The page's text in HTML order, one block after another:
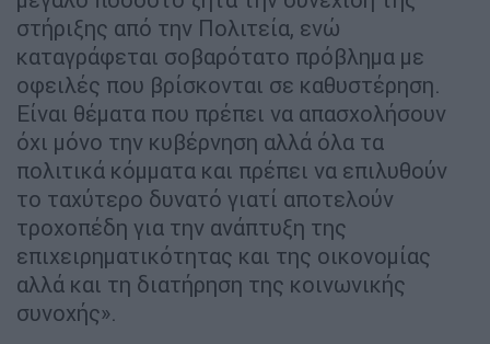
στήριξης από την Πολιτεία, ενώ
καταγράφεται σοβαρότατο πρόβλημα με
οφειλές που βρίσκονται σε καθυστέρηση.
Είναι θέματα που πρέπει να απασχολήσουν
όχι μόνο την κυβέρνηση αλλά όλα τα
πολιτικά κόμματα και πρέπει να επιλυθούν
το ταχύτερο δυνατό γιατί αποτελούν
τροχοπέδη για την ανάπτυξη της
επιχειρηματικότητας και της οικονομίας
αλλά και τη διατήρηση της κοινωνικής
συνοχής».